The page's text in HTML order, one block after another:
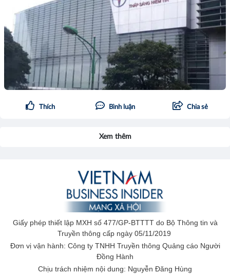
Thích Bình luận Chia sẻ
Xem thêm
Giấy phép thiết lập MXH số 477/GP-BTTTT do Bộ Thông tin và
Truyền thông cấp ngày 05/11/2019
Đơn vị vận hành: Công ty TNHH Truyền thông Quảng cáo Người
Đồng Hành
Chịu trách nhiệm nội dung: Nguyễn Đăng Hùng